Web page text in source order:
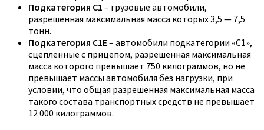
Подкатегория C1 – грузовые автомобили,
разрешенная максимальная масса которых 3,5 — 7,5
тонн.
Подкатегория C1E– автомобили подкатегории «С1»,
сцепленные с прицепом, разрешенная максимальная
масса которого превышает 750 килограммов, но не
превышает массы автомобиля без нагрузки, при
условии, что общая разрешенная максимальная масса
такого состава транспортных средств не превышает
12 000 килограммов.